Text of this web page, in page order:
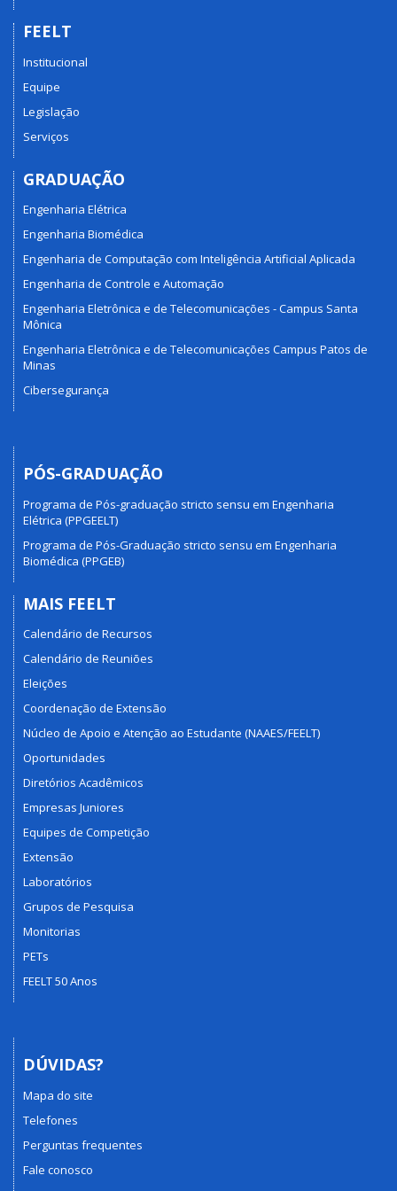
FEELT
Institucional
Equipe
Legislação
Serviços
GRADUAÇÃO
Engenharia Elétrica
Engenharia Biomédica
Engenharia de Computação com Inteligência Artificial Aplicada
Engenharia de Controle e Automação
Engenharia Eletrônica e de Telecomunicações - Campus Santa
Mônica
Engenharia Eletrônica e de Telecomunicações Campus Patos de
Minas
Cibersegurança
PÓS-GRADUAÇÃO
Programa de Pós-graduação stricto sensu em Engenharia
Elétrica (PPGEELT)
Programa de Pós-Graduação stricto sensu em Engenharia
Biomédica (PPGEB)
MAIS FEELT
Calendário de Recursos
Calendário de Reuniões
Eleições
Coordenação de Extensão
Núcleo de Apoio e Atenção ao Estudante (NAAES/FEELT)
Oportunidades
Diretórios Acadêmicos
Empresas Juniores
Equipes de Competição
Extensão
Laboratórios
Grupos de Pesquisa
Monitorias
PETs
FEELT 50 Anos
DÚVIDAS?
Mapa do site
Telefones
Perguntas frequentes
Fale conosco